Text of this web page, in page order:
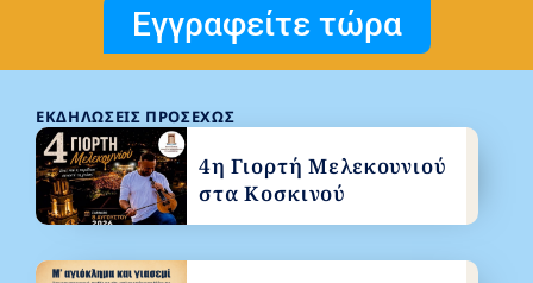
Εγγραφείτε τώρα
ΕΚΔΗΛΏΣΕΙΣ ΠΡΟΣΕΧΏΣ
4η Γιορτή Μελεκουνιού
στα Κοσκινού